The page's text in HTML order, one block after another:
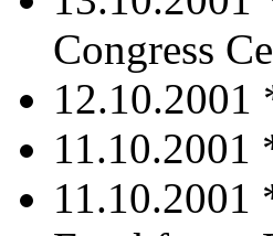
Congress
12.10.2001
11.10.2001
11.10.2001